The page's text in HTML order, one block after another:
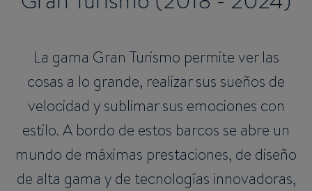
La gama Gran Turismo permite ver las
cosas a lo grande, realizar sus sueños de
velocidad y sublimar sus emociones con
estilo. A bordo de estos barcos se abre un
mundo de máximas prestaciones, de diseño
de alta gama y de tecnologías innovadoras,